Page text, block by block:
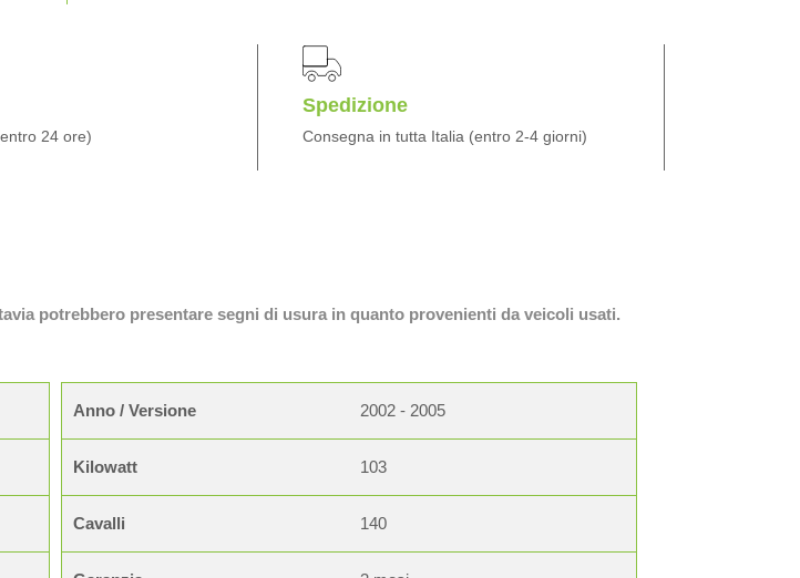
24 ore)
Spedizione
Consegna in tutta Italia (entro 2-4 giorni)
potrebbero presentare segni di usura in quanto provenienti da veicoli usati.
Anno / Versione 2002 - 2005
Kilowatt 103
Cavalli 140